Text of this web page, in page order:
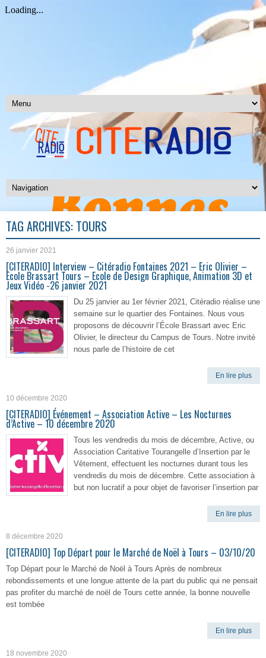
TAG ARCHIVES: TOURS
26 janvier 2021
[CITERADIO] Interview – Citéradio Fontaines 2021 – Eric Olivier –
Ecole Brassart Tours – Ecole de Design Graphique, Animation 3D et
Jeux Vidéo -26 janvier 2021
Du 25 janvier au 1er février 2021, Citéradio réalise une
semaine sur le quartier des Fontaines. Nous vous
proposons de découvrir l’École Brassart avec Eric
Olivier, le directeur du Campus de Tours. Notre invité
nous parle de l’histoire de cet
En lire plus
10 décembre 2020
[CITERADIO] Événement – Association Active – Les Nocturnes
d’Active – 10 décembre 2020
Tous les vendredis du mois de décembre, Active, ou
Association Caritative Tourangelle d’Insertion par le
Vêtement, effectuent les nocturnes durant tous les
vendredis du mois de décembre. Cette association à
but non lucratif a pour objet de favoriser l’insertion par
En lire plus
8 décembre 2020
[CITERADIO] Top Départ pour le Marché de Noël à Tours – 03/10/20
Top Départ pour le Marché de Noël à Tours Après de nombreux
rebondissements et une longue attente de la part du public qui ne pensait
pas profiter du marché de noël de Tours cette année, la bonne nouvelle
est tombée
En lire plus
18 novembre 2020